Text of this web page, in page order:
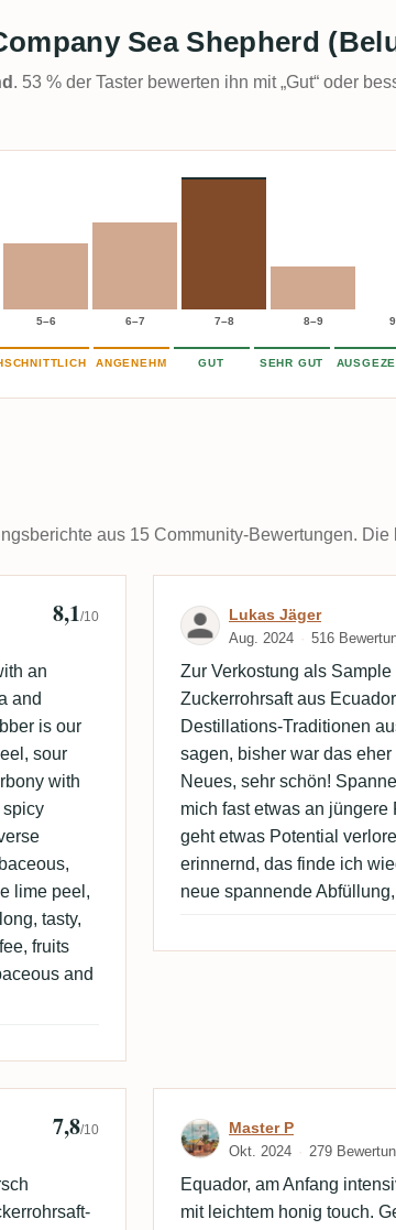
Sea Shepherd
. 53 % der Taster bewerten ihn mit „Gut“ oder
5–6 6–7 7–8 8–9
ANGENEHM GUT SEHR GUT
aus 15 Community-Bewertungen.
8,1/10
an
and
is our
sour
with
spicy
lime peel,
tasty,
fruits
and
Bewertung von
Lukas Jäger
Aug. 2024 516
Zur Verkostung als
Zuckerrohrsaft aus
Destillations-Traditionen
sagen, bisher war das
Neues, sehr schön!
mich fast etwas an
geht etwas Potential
erinnernd, das finde ich
neue spannende
7,8/10 Bewertung von
Master P
Okt. 2024 279
Equador, am Anfang
mit leichtem honig touch.